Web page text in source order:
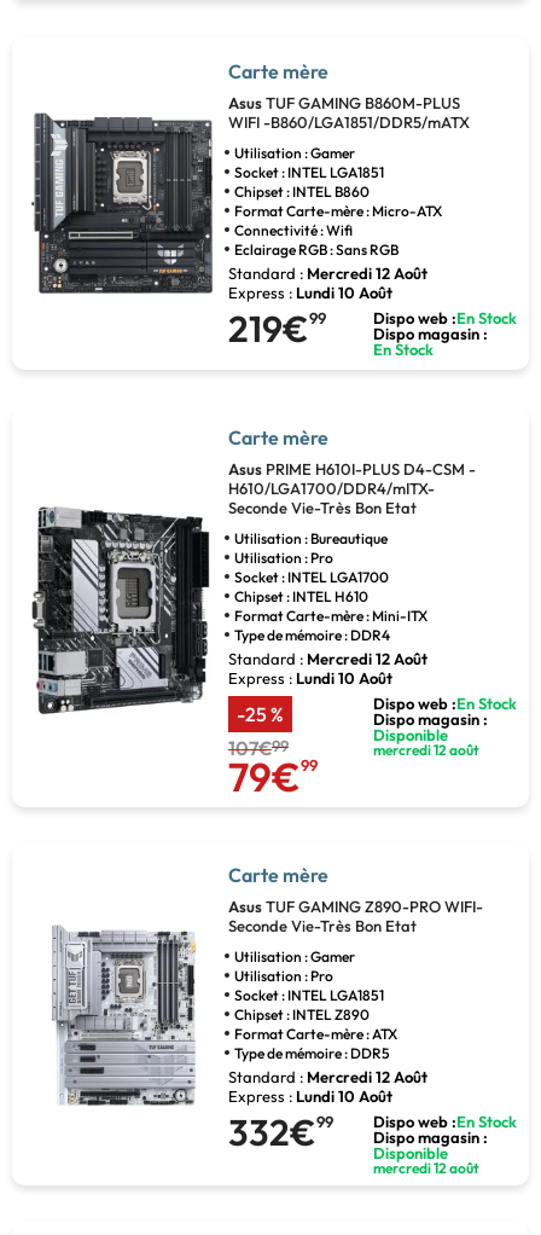
Carte mère
AsusTUF GAMING B860M-PLUS
WIFI -B860/LGA1851/DDR5/mATX
Utilisation : Gamer
Socket : INTEL LGA1851
Chipset : INTEL B860
Format Carte-mère : Micro-ATX
Connectivité : Wifi
Eclairage RGB : Sans RGB
Standard : Mercredi 12 Août
Express : Lundi 10 Août
219€99 Dispo web :En Stock
Dispo magasin :
En Stock
Carte mère
Asus PRIME H610I-PLUS D4-CSM -
H610/LGA1700/DDR4/mITX-
Seconde Vie-Très Bon Etat
Utilisation : Bureautique
Utilisation : Pro
Socket : INTEL LGA1700
Chipset : INTEL H610
Format Carte-mère : Mini-ITX
Type de mémoire : DDR4
Standard : Mercredi 12 Août
Express : Lundi 10 Août
-25 %
107€99
79€99
Dispo web :En Stock
Dispo magasin :
Disponible
mercredi 12 août
Carte mère
AsusTUF GAMING Z890-PRO WIFI-
Seconde Vie-Très Bon Etat
Utilisation : Gamer
Utilisation : Pro
Socket : INTEL LGA1851
Chipset : INTEL Z890
Format Carte-mère : ATX
Type de mémoire : DDR5
Standard : Mercredi 12 Août
Express : Lundi 10 Août
332€99 Dispo web :En Stock
Dispo magasin :
Disponible
mercredi 12 août